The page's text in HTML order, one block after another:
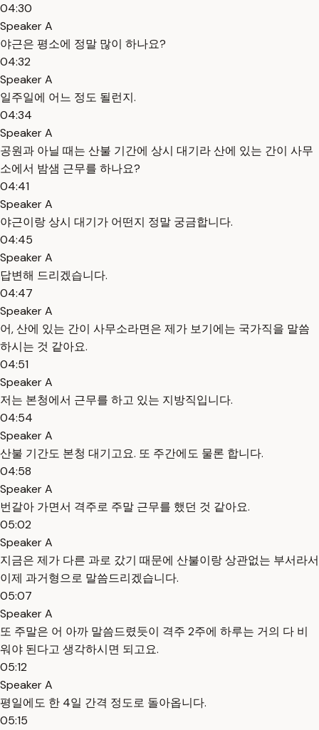
04:30
Speaker A
야근은 평소에 정말 많이 하나요?
04:32
Speaker A
일주일에 어느 정도 될런지.
04:34
Speaker A
공원과 아닐 때는 산불 기간에 상시 대기라 산에 있는 간이 사무
소에서 밤샘 근무를 하나요?
04:41
Speaker A
야근이랑 상시 대기가 어떤지 정말 궁금합니다.
04:45
Speaker A
답변해 드리겠습니다.
04:47
Speaker A
어, 산에 있는 간이 사무소라면은 제가 보기에는 국가직을 말씀
하시는 것 같아요.
04:51
Speaker A
저는 본청에서 근무를 하고 있는 지방직입니다.
04:54
Speaker A
산불 기간도 본청 대기고요. 또 주간에도 물론 합니다.
04:58
Speaker A
번갈아 가면서 격주로 주말 근무를 했던 것 같아요.
05:02
Speaker A
지금은 제가 다른 과로 갔기 때문에 산불이랑 상관없는 부서라서
이제 과거형으로 말씀드리겠습니다.
05:07
Speaker A
또 주말은 어 아까 말씀드렸듯이 격주 2주에 하루는 거의 다 비
워야 된다고 생각하시면 되고요.
05:12
Speaker A
평일에도 한 4일 간격 정도로 돌아옵니다.
05:15